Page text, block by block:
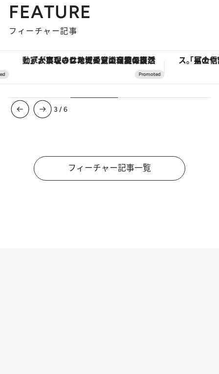
FEATURE
フィーチャー記事
「大事なのは地域の意識を変えること」。ロレックス賞受賞の自然保護活動家が実現させたナイジェリアの自然環境の復活
3 /6
フィーチャー記事一覧